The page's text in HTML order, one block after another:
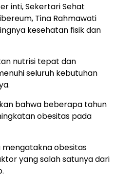
inti, Sekertari Sehat
Tina Rahmawati
kesehatan fisik dan
nutrisi tepat dan
seluruh kebutuhan
bahwa beberapa tahun
obesitas pada
mengatakna obesitas
yang salah satunya dari